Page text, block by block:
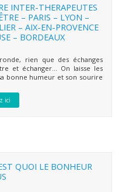
INTER-THERAPEUTES
– PARIS – LYON –
– AIX-EN-PROVENCE
– BORDEAUX
rien que des échanges
et échanger… On laisse les
bonne humeur et son sourire
ici
QUOI LE BONHEUR